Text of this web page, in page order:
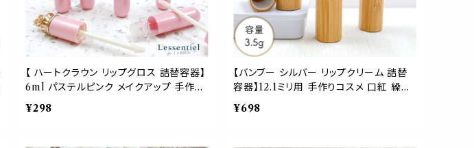
【 ハートクラウン リップグロス 詰替容器】
6ml パステルピンク メイクアップ 手作り
コスメ ボトル 器材 化粧 クラフト 女子 お
しゃれ 可愛い
¥298
【バンブー シルバー リップクリーム 詰替
容器】12.1ミリ用 手作りコスメ 口紅 繰り
出し 空 竹 器材 化粧 クラフト ナチュラル
おしゃれ 可愛い
¥698